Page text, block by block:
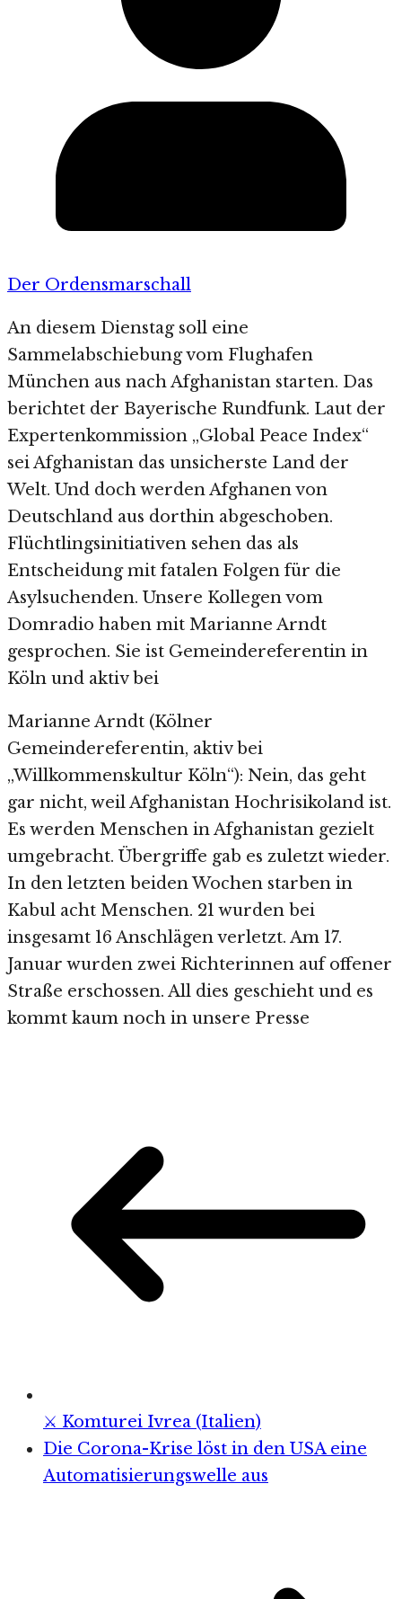
Der Ordensmarschall
An diesem Dienstag soll eine
Sammelabschiebung vom Flughafen
München aus nach Afghanistan starten. Das
berichtet der Bayerische Rundfunk. Laut der
Expertenkommission „Global Peace Index“
sei Afghanistan das unsicherste Land der
Welt. Und doch werden Afghanen von
Deutschland aus dorthin abgeschoben.
Flüchtlingsinitiativen sehen das als
Entscheidung mit fatalen Folgen für die
Asylsuchenden. Unsere Kollegen vom
Domradio haben mit Marianne Arndt
gesprochen. Sie ist Gemeindereferentin in
Köln und aktiv bei
Marianne Arndt (Kölner
Gemeindereferentin, aktiv bei
„Willkommenskultur Köln“): Nein, das geht
gar nicht, weil Afghanistan Hochrisikoland ist.
Es werden Menschen in Afghanistan gezielt
umgebracht. Übergriffe gab es zuletzt wieder.
In den letzten beiden Wochen starben in
Kabul acht Menschen. 21 wurden bei
insgesamt 16 Anschlägen verletzt. Am 17.
Januar wurden zwei Richterinnen auf offener
Straße erschossen. All dies geschieht und es
kommt kaum noch in unsere Presse
⚔️ Komturei Ivrea (Italien)
Die Corona-Krise löst in den USA eine
Automatisierungswelle aus